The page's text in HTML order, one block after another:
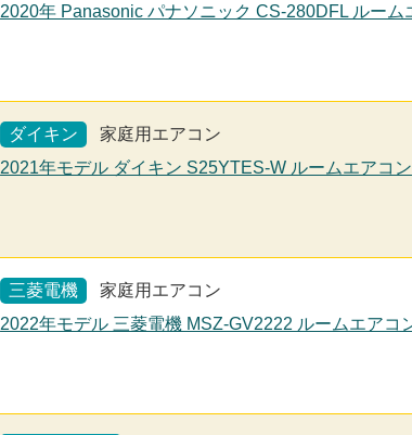
2020年 Panasonic パナソニック CS-280DFL ルーム
ダイキン
家庭用エアコン
2021年モデル ダイキン S25YTES-W ルームエアコン
三菱電機
家庭用エアコン
2022年モデル 三菱電機 MSZ-GV2222 ルームエアコ